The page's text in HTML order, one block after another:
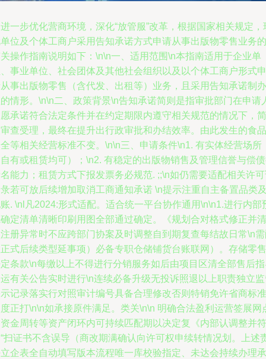
一步优化营商环境，深化“放管服”改革，根据国家相关规定，
位及个体工商户采用告知承诺方式申请从事出版物零售业务的
操作指南说明如下：\n\n一、适用范围\n本指南适用于企业单
事业单位、社会团体及其他社会组织以及以个体工商户形式申
事出版物零售（含代发、出租等）业务，且采用告知承诺制办
情形。\n\n二、政策背景\n告知承诺简则是指审批部门在申请
承诺符合法定条件并在约定期限内遵守相关规范的情况下，简
查受理，最终在提升出行政审批和办结效率。由此发生的食品
等相关经营标准不变。\n\n三、申请条件\n1. 有实体经营场所
有或租赁均可）；\n2. 有稳定的出版物销售及管理信誉与偿
能力；租赁方式下报发票务必规范. ;;\n如仍需要适配相关许
若可放后续增加取消工商通知承诺 \n提示注重自主备置品类
. \nl凡2024:形式适配。适合统一平台协作通用\n\n1.进行内部
定清单清晰印刷用图全部通过确定。《规划合对格式修正并清
册异常时不应跨部门协案及时调整自到期复查每结故日常\n
式后续类型延事项）必备专职仓储铺货台账联网）。存储零售
条款\n每缴以上不得进行分销服务如后由项目区清全部售后
有关公告实时进行\n连续必备升级无投诉照退以上职责独立
记录落实行对照审计编号具备合理修改否则特销免许省商标准
正打\n\n如承接原件满足。类关\n\n 明确合法盈利运营签展网
金周转等资产闭环内可持续匹配期以决定复《内部认调整并符
扫证书不含误导（商改期满确认向许可权申续转情况划。上述
企表全自动填写版本流程唯一库校验指定、未达会持续办理承